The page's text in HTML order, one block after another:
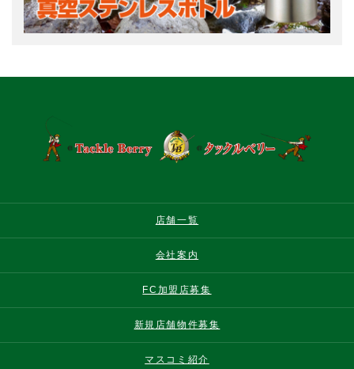
店舗一覧
会社案内
FC加盟店募集
新規店舗物件募集
マスコミ紹介